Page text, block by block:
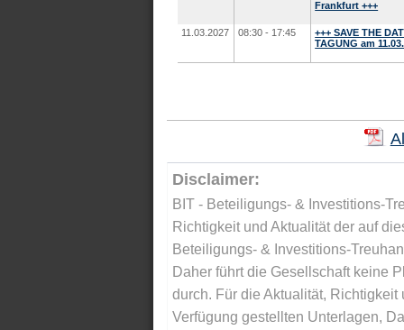
Frankfurt +++
11.03.2027 08:30 - 17:45
+++ SAVE THE
TAGUNG am
Disclaimer:
BIT - Beteiligungs- & Investitions-
Richtigkeit und Aktualität der auf
Beteiligungs- & Investitions-
Daher führt die Gesellschaft keine
durch. Für die Aktualität,
Verfügung gestellten Unterlagen,